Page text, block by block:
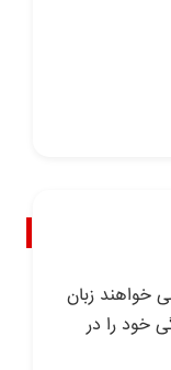
خواهند زبان
خود را در